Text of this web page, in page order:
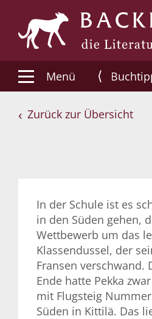
Menü ⟨
Zurück zur Übersicht
In der Schule ist es
in den Süden gehen,
Wettbewerb um das
Klassendussel, der
Fransen verschwand.
Ende hatte Pekka
mit Flugsteig
Süden in Kittilä. Das